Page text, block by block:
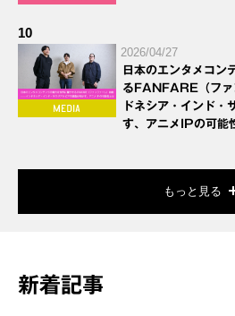
10
2026/04/27
日本のエンタメコン
るFANFARE（フ
ドネシア・インド・
す、アニメIPの可能
もっと見る
新着記事